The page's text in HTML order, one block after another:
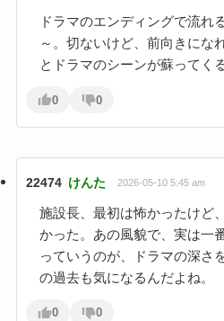
ドラマのエンディングで流れ
～。切ないけど、前向きにな
とドラマのシーンが蘇ってくる
0 0
22474 けんた 2026-05-10 5:45 am
施設長、最初は怖かったけど
かった。あの風貌で、実は一
っていうのが、ドラマの深さ
の過去も気になるんだよね。
0 0